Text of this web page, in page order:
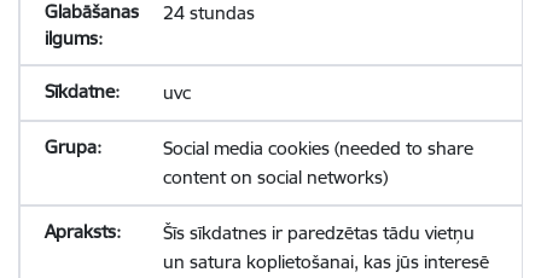
24 stundas
uvc
Social media cookies (needed to share
content on social networks)
Šīs sīkdatnes ir paredzētas tādu vietņu
un satura koplietošanai, kas jūs interesē